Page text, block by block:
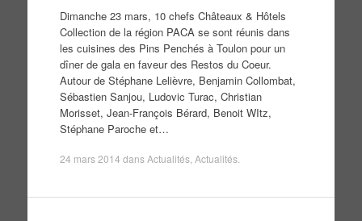
Dimanche 23 mars, 10 chefs Châteaux & Hôtels
Collection de la région PACA se sont réunis dans
les cuisines des Pins Penchés à Toulon pour un
dîner de gala en faveur des Restos du Coeur.
Autour de Stéphane Lelièvre, Benjamin Collombat,
Sébastien Sanjou, Ludovic Turac, Christian
Morisset, Jean-François Bérard, Benoit WItz,
Stéphane Paroche et…
24 mars 2014 dansActualités, Actualités.